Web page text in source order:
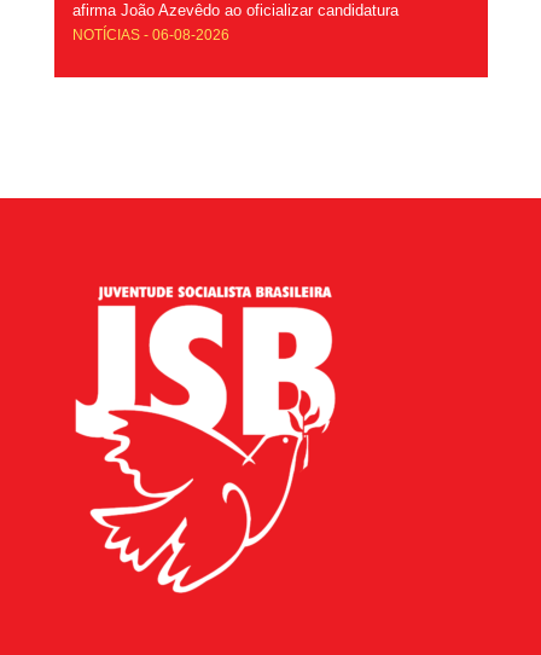
afirma João Azevêdo ao oficializar candidatura
NOTÍCIAS - 06-08-2026